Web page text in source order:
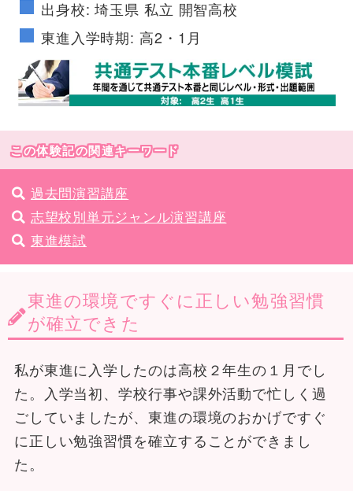
出身校: 埼玉県 私立 開智高校
東進入学時期: 高2・1月
この体験記の関連キーワード
過去問演習講座
志望校別単元ジャンル演習講座
東進模試
東進の環境ですぐに正しい勉強習慣
が確立できた
私が東進に入学したのは高校２年生の１月でし
た。入学当初、学校行事や課外活動で忙しく過
ごしていましたが、東進の環境のおかげですぐ
に正しい勉強習慣を確立することができまし
た。